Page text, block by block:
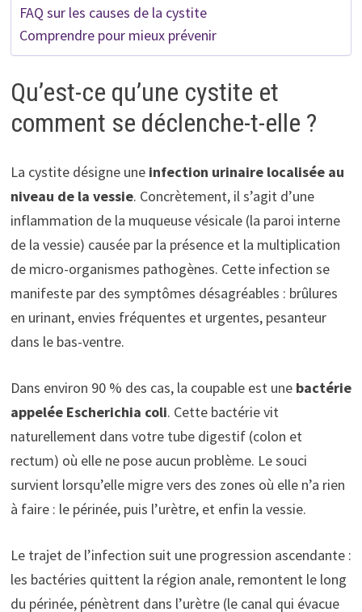
FAQ sur les causes de la cystite
Comprendre pour mieux prévenir
Qu’est-ce qu’une cystite et
comment se déclenche-t-elle ?
La cystite désigne une infection urinaire localisée au
niveau de la vessie. Concrètement, il s’agit d’une
inflammation de la muqueuse vésicale (la paroi interne
de la vessie) causée par la présence et la multiplication
de micro-organismes pathogènes. Cette infection se
manifeste par des symptômes désagréables : brûlures
en urinant, envies fréquentes et urgentes, pesanteur
dans le bas-ventre.
Dans environ 90 % des cas, la coupable est une bactérie
appelée Escherichia coli. Cette bactérie vit
naturellement dans votre tube digestif (colon et
rectum) où elle ne pose aucun problème. Le souci
survient lorsqu’elle migre vers des zones où elle n’a rien
à faire : le périnée, puis l’urètre, et enfin la vessie.
Le trajet de l’infection suit une progression ascendante :
les bactéries quittent la région anale, remontent le long
du périnée, pénètrent dans l’urètre (le canal qui évacue